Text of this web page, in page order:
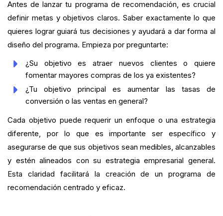
Antes de lanzar tu programa de recomendación, es crucial
definir metas y objetivos claros. Saber exactamente lo que
quieres lograr guiará tus decisiones y ayudará a dar forma al
diseño del programa. Empieza por preguntarte:
¿Su objetivo es atraer nuevos clientes o quiere
fomentar mayores compras de los ya existentes?
¿Tu objetivo principal es aumentar las tasas de
conversión o las ventas en general?
Cada objetivo puede requerir un enfoque o una estrategia
diferente, por lo que es importante ser específico y
asegurarse de que sus objetivos sean medibles, alcanzables
y estén alineados con su estrategia empresarial general.
Esta claridad facilitará la creación de un programa de
recomendación centrado y eficaz.